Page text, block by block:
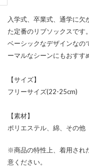
入学式、卒業式、通学に
た定番のリブソックスです。
ベーシックなデザインなの
ーマルなシーンにもおすす
【サイズ】
フリーサイズ(22-25cm)
【素材】
ポリエステル、綿、その他
※商品の特性上、着用され
意ください。